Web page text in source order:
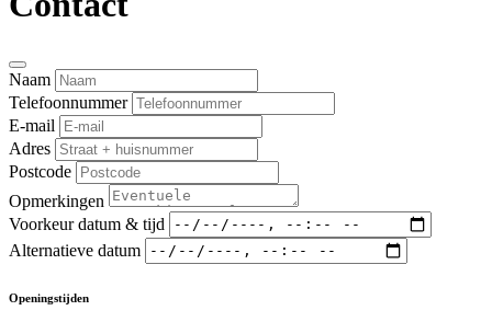
Naam
Telefoonnummer
E-mail
Adres
Postcode
Opmerkingen
Voorkeur datum & tijd
Alternatieve datum
Openingstijden